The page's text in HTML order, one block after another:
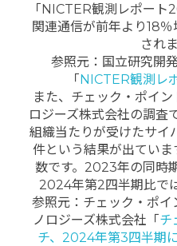
「NICTER観測レポー
関連通信が前年より18
され
参照元：国立研究開
「NICTER観測レ
また、チェック・ポイ
ロジーズ株式会社の調査
組織当たりが受けたサイ
件という結果が出てい
数です。2023年の同時
2024年第2四半期比で
参照元：チェック・ポ
ノロジーズ株式会社「チ
チ、2024年第3四半期